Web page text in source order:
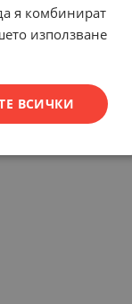
я комбинират
използване
ВСИЧКИ